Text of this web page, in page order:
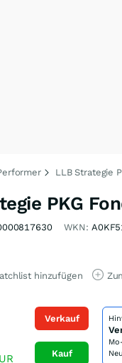
LLB Strategie
PKG
WKN:
hinzufügen
Verkauf
Kauf